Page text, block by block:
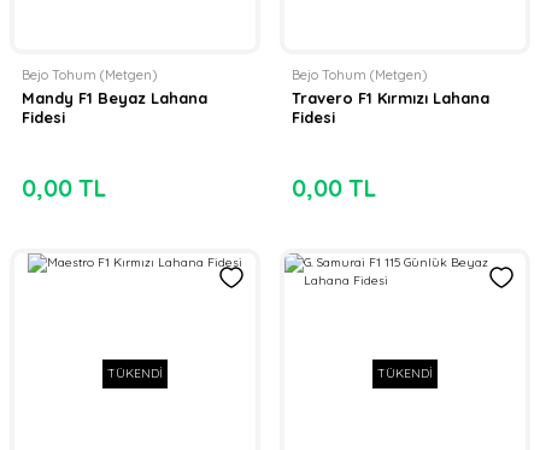
Bejo Tohum (Metgen)
Mandy F1 Beyaz Lahana
Fidesi
0,00 TL
Bejo Tohum (Metgen)
Travero F1 Kırmızı Lahana
Fidesi
0,00 TL
TÜKENDİ TÜKENDİ